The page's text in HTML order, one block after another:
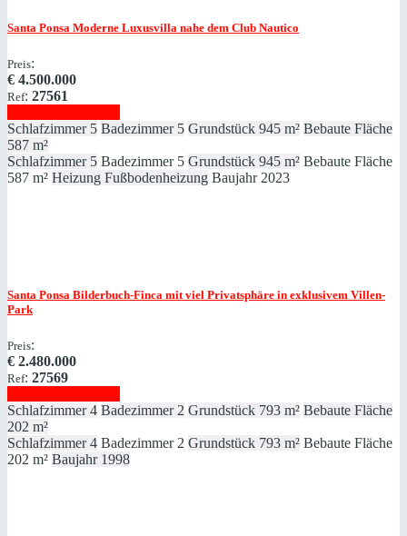
Santa Ponsa Moderne Luxusvilla nahe dem Club Nautico
Preis:
€ 4.500.000
Ref: 27561
Schlafzimmer 5 Badezimmer 5 Grundstück 945 m² Bebaute Fläche
587 m²
Schlafzimmer 5 Badezimmer 5 Grundstück 945 m² Bebaute Fläche
587 m² Heizung Fußbodenheizung Baujahr 2023
Santa Ponsa Bilderbuch-Finca mit viel Privatsphäre in exklusivem Villen-
Park
Preis:
€ 2.480.000
Ref: 27569
Schlafzimmer 4 Badezimmer 2 Grundstück 793 m² Bebaute Fläche
202 m²
Schlafzimmer 4 Badezimmer 2 Grundstück 793 m² Bebaute Fläche
202 m² Baujahr 1998